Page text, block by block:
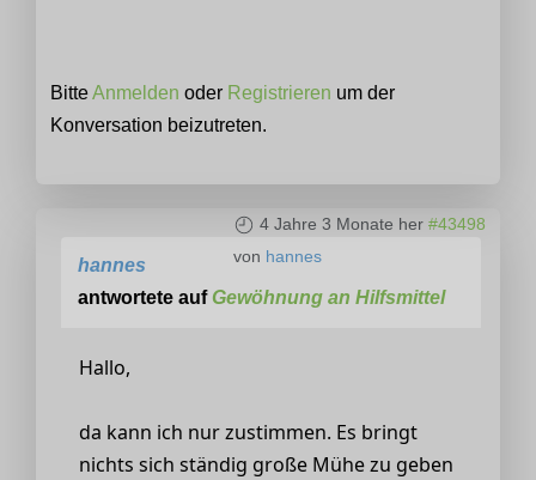
BitteAnmelden oder Registrieren um der
Konversation beizutreten.
4 Jahre 3 Monate her #43498
von hannes
hannes
antwortete aufGewöhnung an Hilfsmittel
Hallo,
da kann ich nur zustimmen. Es bringt
nichts sich ständig große Mühe zu geben